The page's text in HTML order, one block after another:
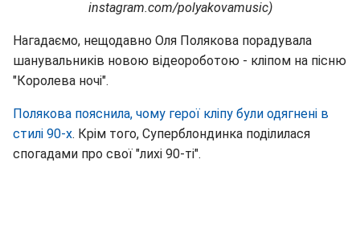
instagram.com/polyakovamusic)
Нагадаємо, нещодавно Оля Полякова порадувала
шанувальників новою відеороботою - кліпом на пісню
"Королева ночі".
Полякова пояснила, чому герої кліпу були одягнені в
стилі 90-х. Крім того, Суперблондинка поділилася
спогадами про свої "лихі 90-ті".